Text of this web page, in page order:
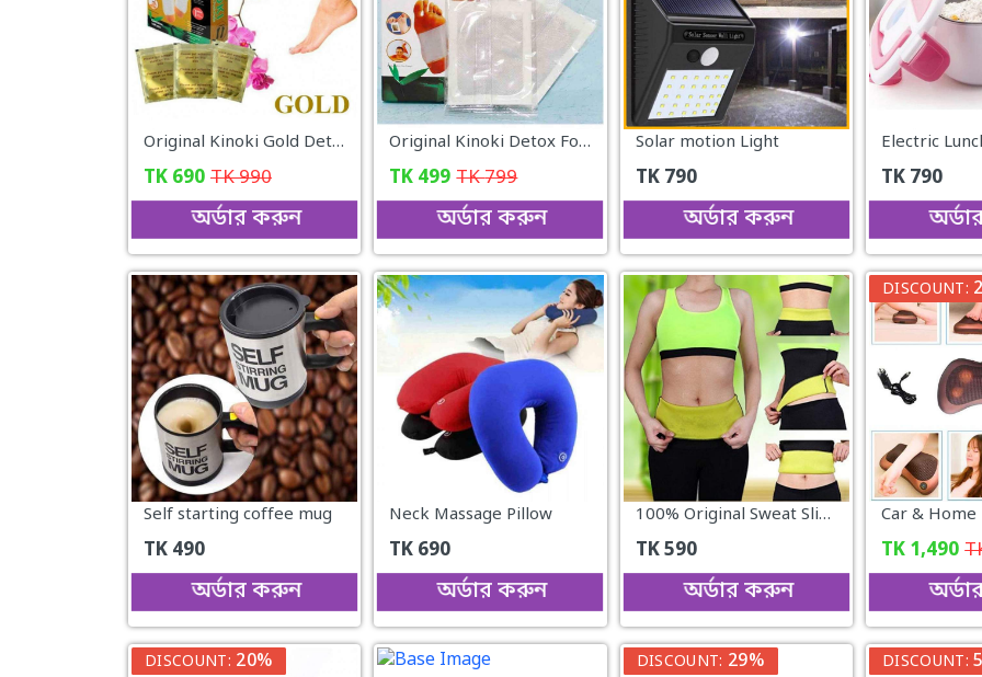
Original Kinoki Gold Detox Foot Pads
TK 690 TK990
অর্ডার করুন
Original Kinoki Detox Foot Pads
TK 499 TK799
অর্ডার করুন
Solar motion Light
TK 790
অর্ডার করুন
Electric
TK 790
Self starting coffee mug
TK 490
অর্ডার করুন
Neck Massage Pillow
TK 690
অর্ডার করুন
100% Original Sweat Slim Belt
TK590
অর্ডার করুন
DISCOUNT:
TK 1,490
DISCOUNT: 20% DISCOUNT: 29% DISCOUNT: